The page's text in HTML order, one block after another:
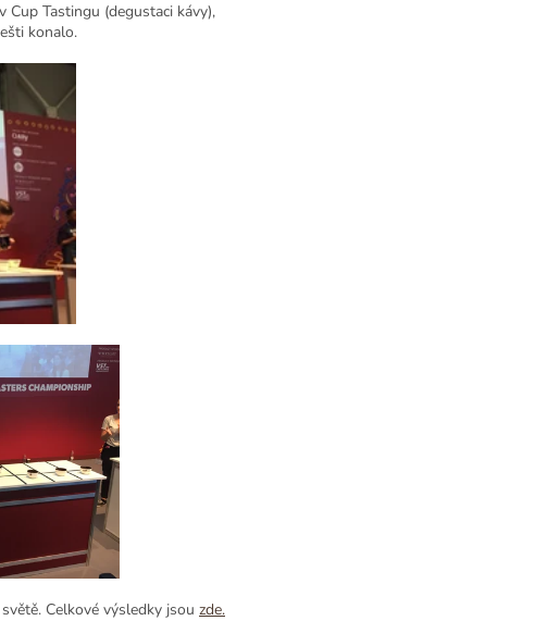
Tastingu (degustaci kávy),
konalo.
Celkové výsledky jsou zde.